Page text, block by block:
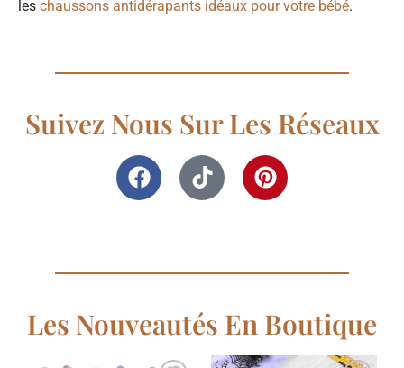
les chaussons antidérapants idéaux pour votre bébé.
Suivez Nous Sur Les Réseaux
Les Nouveautés En Boutique